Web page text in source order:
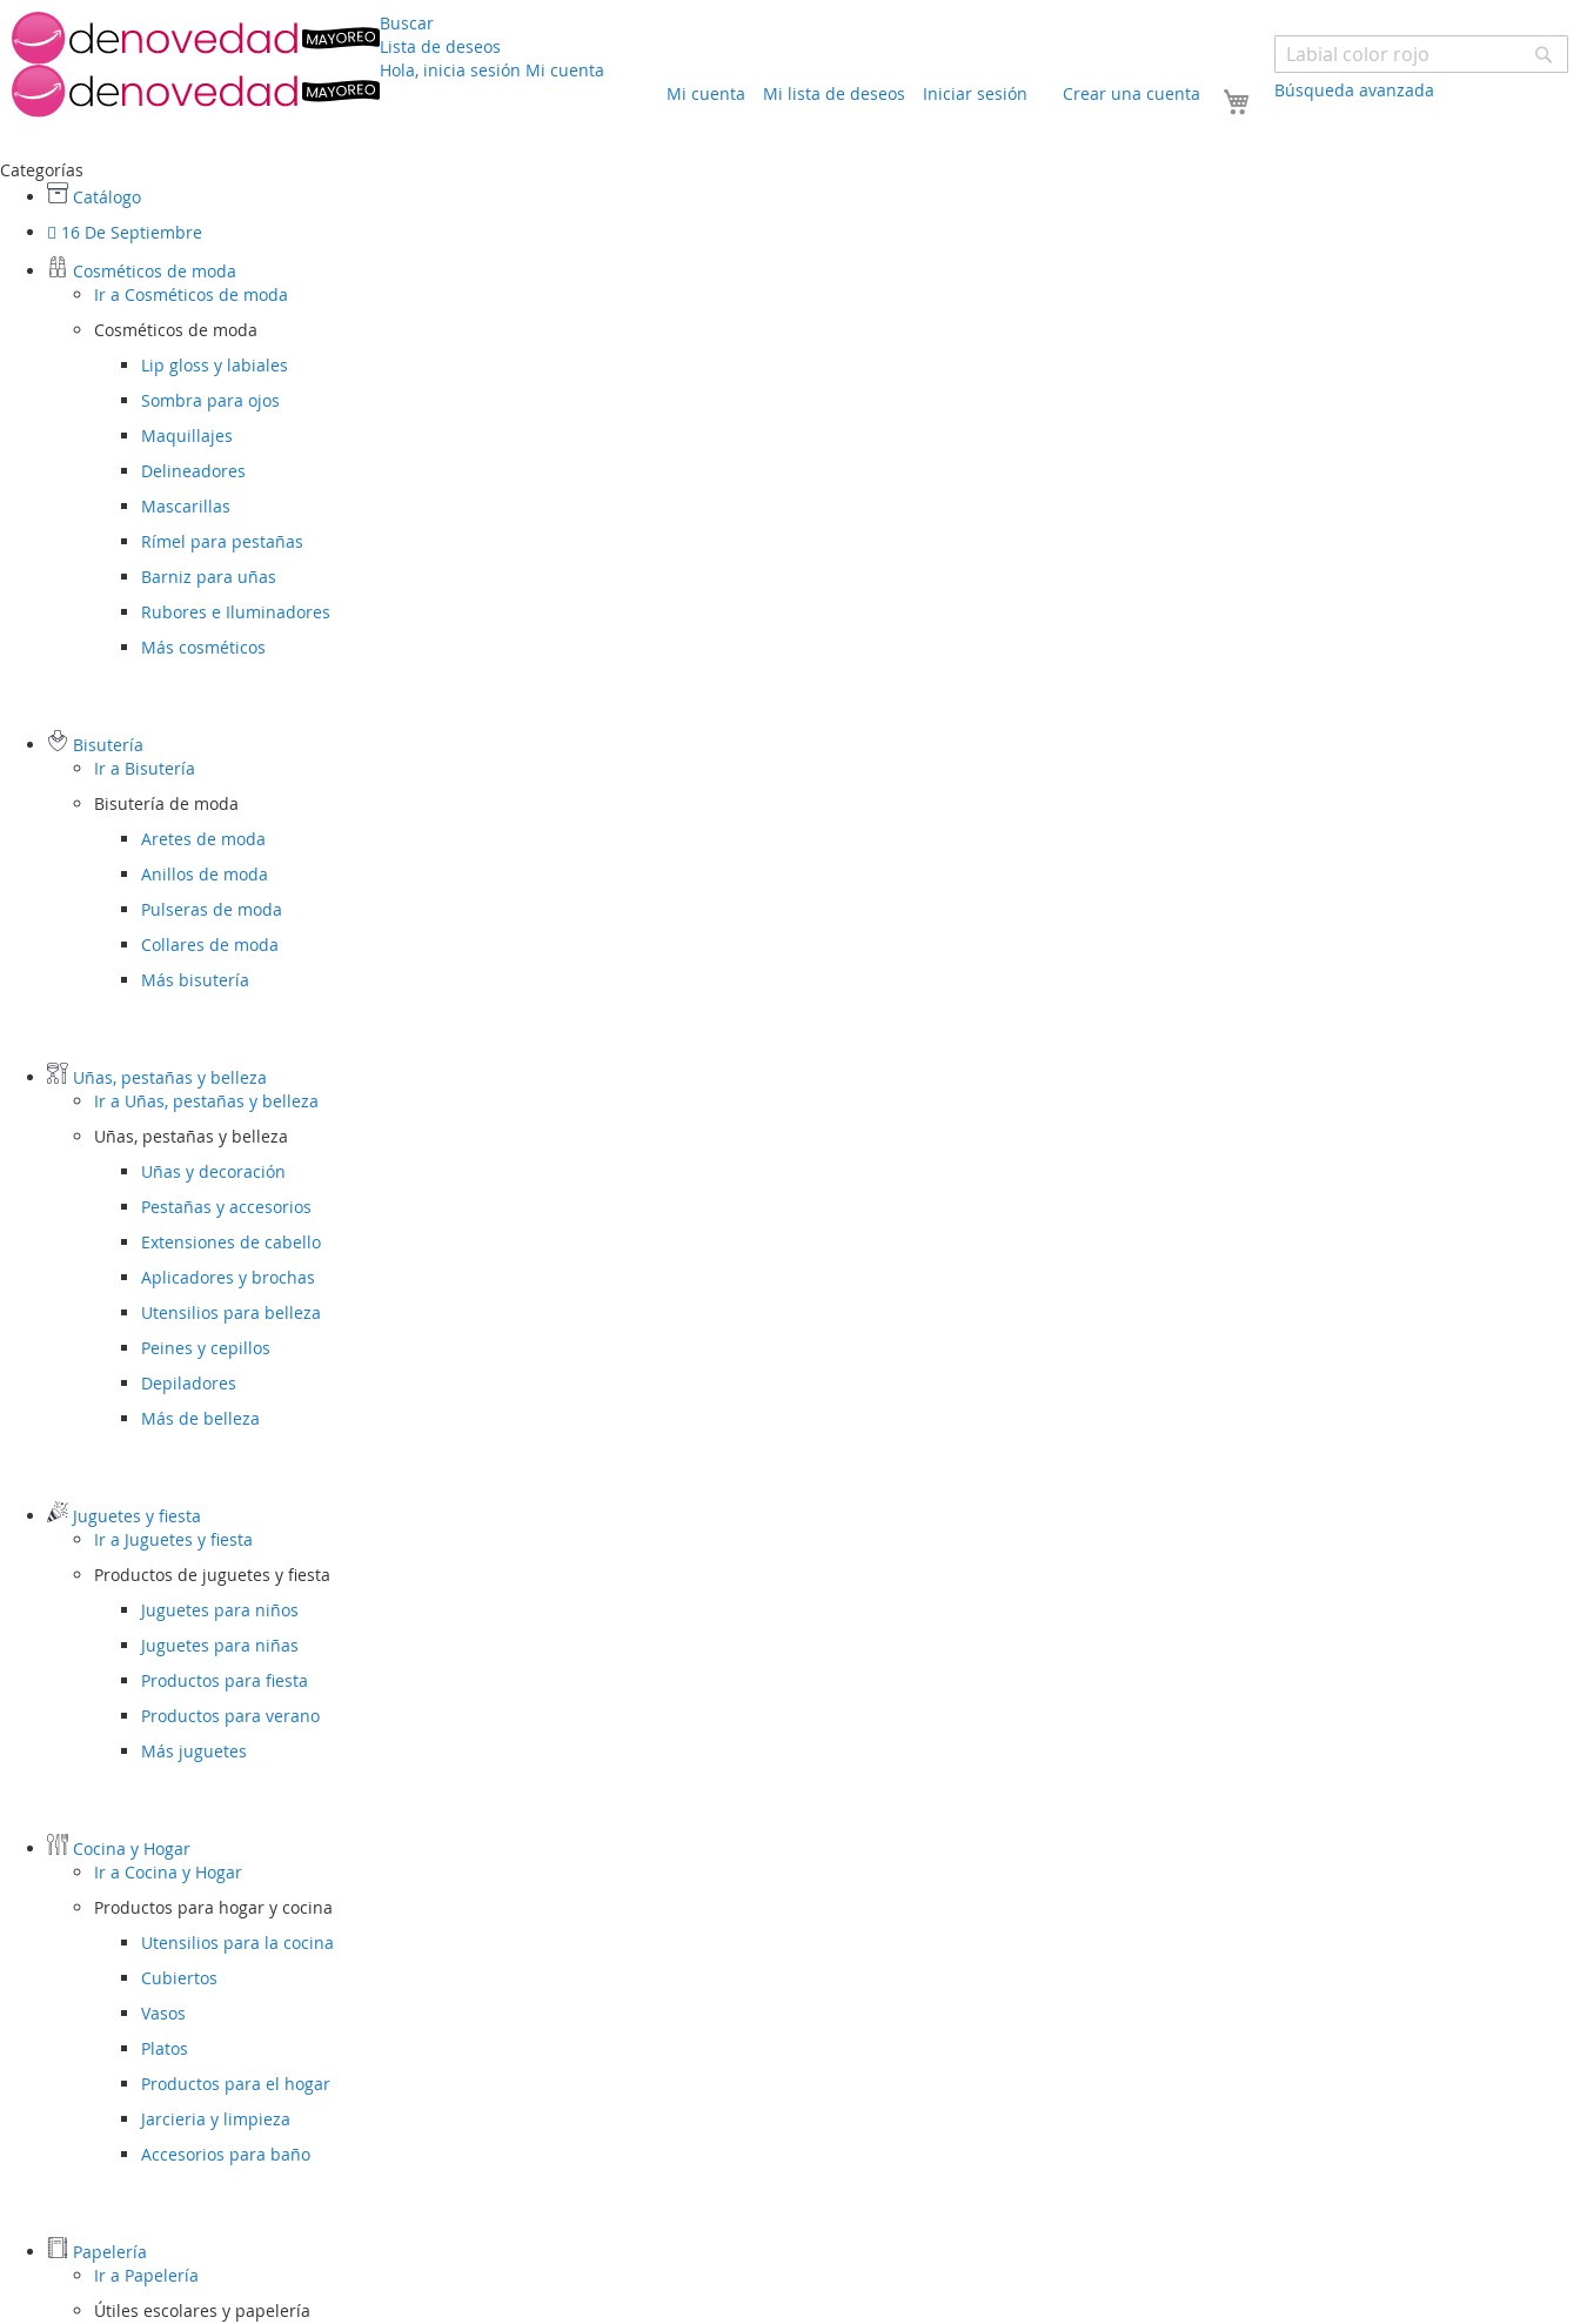
Buscar
Búsqueda avanzada
Lista de deseos
Hola, inicia sesión Mi cuenta
Mi carrito
Mi cuenta Mi lista de deseos Iniciar sesión Crear una cuenta
Categorías
Catálogo
16 De Septiembre
Cosméticos de moda
Ir a Cosméticos de moda
Cosméticos de moda
Lip gloss y labiales
Sombra para ojos
Maquillajes
Delineadores
Mascarillas
Rímel para pestañas
Barniz para uñas
Rubores e Iluminadores
Más cosméticos
Bisutería
Ir a Bisutería
Bisutería de moda
Aretes de moda
Anillos de moda
Pulseras de moda
Collares de moda
Más bisutería
Uñas, pestañas y belleza
Ir a Uñas, pestañas y belleza
Uñas, pestañas y belleza
Uñas y decoración
Pestañas y accesorios
Extensiones de cabello
Aplicadores y brochas
Utensilios para belleza
Peines y cepillos
Depiladores
Más de belleza
Juguetes y fiesta
Ir a Juguetes y fiesta
Productos de juguetes y fiesta
Juguetes para niños
Juguetes para niñas
Productos para fiesta
Productos para verano
Más juguetes
Cocina y Hogar
Ir a Cocina y Hogar
Productos para hogar y cocina
Utensilios para la cocina
Cubiertos
Vasos
Platos
Productos para el hogar
Jarcieria y limpieza
Accesorios para baño
Papelería
Ir a Papelería
Útiles escolares y papelería